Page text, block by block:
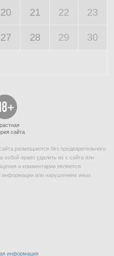
20 21 22 23
27 28 29 30
сайта
размещаются без предварительного
собой право удалить их с сайта или
и комментарии являются
информации или нарушением иных
информация